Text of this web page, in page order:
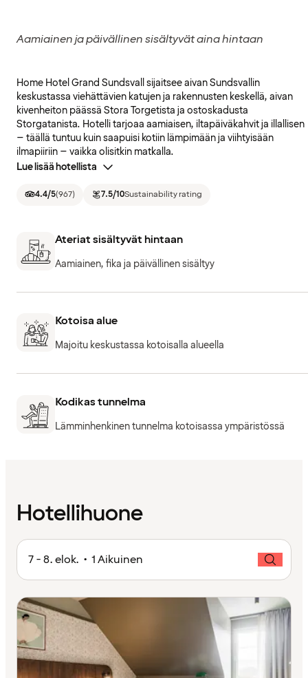
Aamiainen ja päivällinen sisältyvät aina hintaan
Home Hotel Grand Sundsvall sijaitsee aivan Sundsvallin
keskustassa viehättävien katujen ja rakennusten keskellä, aivan
kivenheiton päässä Stora Torgetista ja ostoskadusta
Storgatanista. Hotelli tarjoaa aamiaisen, iltapäiväkahvit ja illallisen
– täällä tuntuu kuin saapuisi kotiin lämpimään ja viihtyisään
ilmapiiriin – vaikka olisitkin matkalla.
Lue lisää hotellista
4.4/5(967) 7.5/10Sustainability rating
Ateriat sisältyvät hintaan
Aamiainen, fika ja päivällinen sisältyy
Kotoisa alue
Majoitu keskustassa kotoisalla alueella
Kodikas tunnelma
Lämminhenkinen tunnelma kotoisassa ympäristössä
Hotellihuone
7 - 8. elok. • 1 Aikuinen